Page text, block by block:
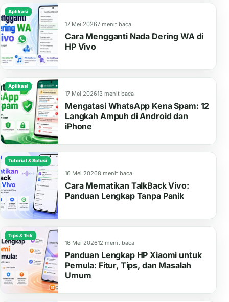
Aplikasi
17 Mei 20267 menit baca
Cara Mengganti Nada Dering WA di
HP Vivo
Aplikasi
17 Mei 202613 menit baca
Mengatasi WhatsApp Kena Spam: 12
Langkah Ampuh di Android dan
iPhone
Tutorial & Solusi
16 Mei 20268 menit baca
Cara Mematikan TalkBack Vivo:
Panduan Lengkap Tanpa Panik
Tips & Trik
16 Mei 202612 menit baca
Panduan Lengkap HP Xiaomi untuk
Pemula: Fitur, Tips, dan Masalah
Umum